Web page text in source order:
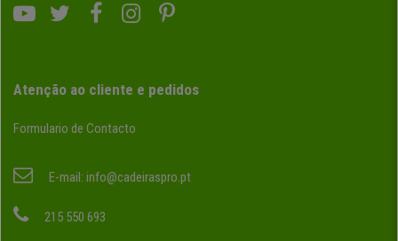
Atenção ao cliente e pedidos
Formulario de Contacto
E-mail: info@cadeiraspro.pt
215 550 693